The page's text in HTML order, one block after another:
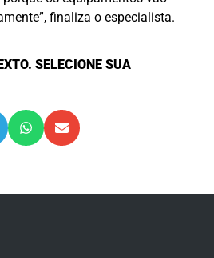
finaliza o especialista.
SELECIONE SUA